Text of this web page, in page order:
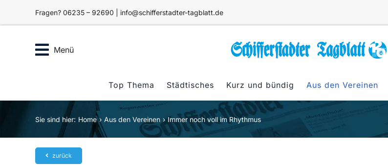
Fragen? 06235 – 92690 | info@schifferstadter-tagblatt.de
Menü
Top Thema Städtisches Kurz und bündig Aus den Vereinen
Sie sind hier: Home Aus den Vereinen Immer noch voll im Rhythmus
zurück